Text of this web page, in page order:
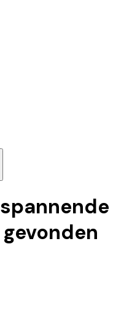
spannende
gevonden